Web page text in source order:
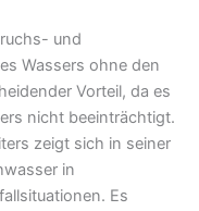
und
Wassers ohne den
Vorteil, da es
nicht beeinträchtigt.
zeigt sich in seiner
in
Es